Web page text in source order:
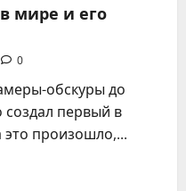
мире и его
0
обскуры до
первый в
произошло,...